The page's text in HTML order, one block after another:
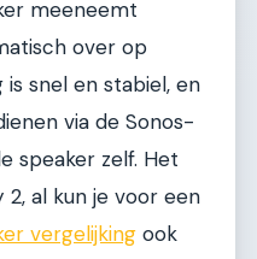
meeneemt
over op
snel en stabiel, en
via de Sonos-
speaker zelf. Het
al kun je voor een
vergelijking ook